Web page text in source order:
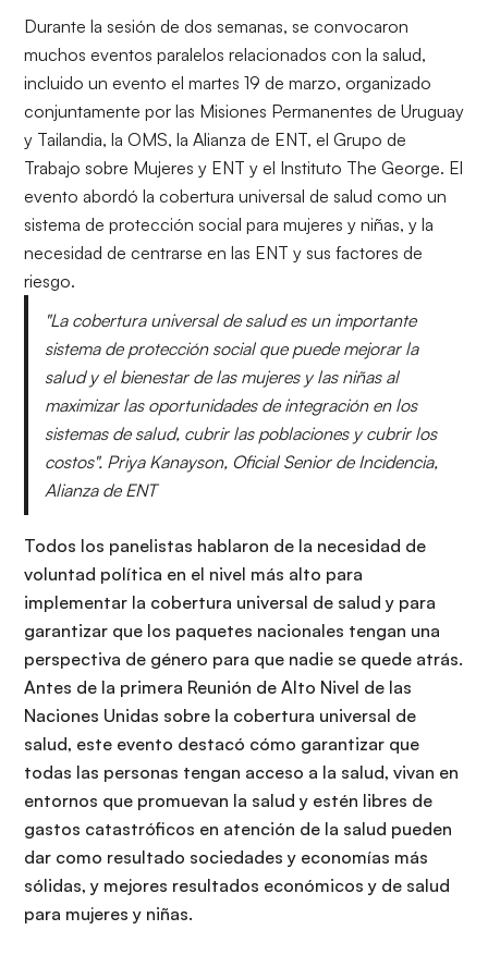
Durante la sesión de dos semanas, se convocaron
muchos eventos paralelos relacionados con la salud,
incluido un evento el martes 19 de marzo, organizado
conjuntamente por las Misiones Permanentes de Uruguay
y Tailandia, la OMS, la Alianza de ENT, el Grupo de
Trabajo sobre Mujeres y ENT y el Instituto The George. El
evento abordó la cobertura universal de salud como un
sistema de protección social para mujeres y niñas, y la
necesidad de centrarse en las ENT y sus factores de
riesgo.
"La cobertura universal de salud es un importante
sistema de protección social que puede mejorar la
salud y el bienestar de las mujeres y las niñas al
maximizar las oportunidades de integración en los
sistemas de salud, cubrir las poblaciones y cubrir los
costos". Priya Kanayson, Oficial Senior de Incidencia,
Alianza de ENT
Todos los panelistas hablaron de la necesidad de
voluntad política en el nivel más alto para
implementar la cobertura universal de salud y para
garantizar que los paquetes nacionales tengan una
perspectiva de género para que nadie se quede atrás.
Antes de la primera Reunión de Alto Nivel de las
Naciones Unidas sobre la cobertura universal de
salud, este evento destacó cómo garantizar que
todas las personas tengan acceso a la salud, vivan en
entornos que promuevan la salud y estén libres de
gastos catastróficos en atención de la salud pueden
dar como resultado sociedades y economías más
sólidas, y mejores resultados económicos y de salud
para mujeres y niñas.